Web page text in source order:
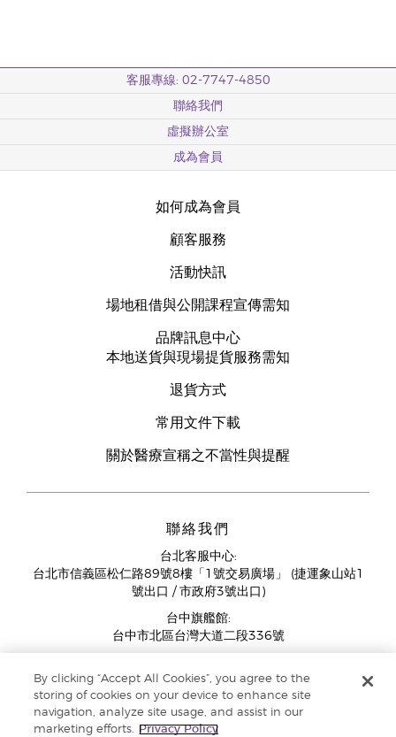
客服專線: 02-7747-4850
聯絡我們
虛擬辦公室
成為會員
如何成為會員
顧客服務
活動快訊
場地租借與公開課程宣傳需知
品牌訊息中心
本地送貨與現場提貨服務需知
退貨方式
常用文件下載
關於醫療宣稱之不當性與提醒
聯絡我們
台北客服中心:
台北市信義區松仁路89號8樓「1號交易廣場」 (捷運象山站1
號出口 / 市政府3號出口)
台中旗艦館:
台中市北區台灣大道二段336號
11:00AM - 07:00PM
(例假日與國定假日除外)
By clicking “Accept All Cookies”, you agree to the
storing of cookies on your device to enhance site
navigation, analyze site usage, and assist in our
marketing efforts.
Privacy Policy